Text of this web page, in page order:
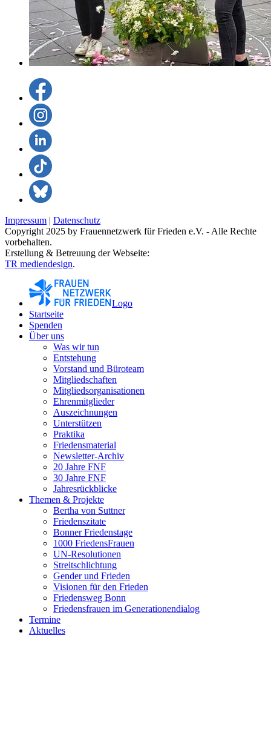
Impressum | Datenschutz
Copyright 2025 by Frauennetzwerk für Frieden e.V. - Alle Rechte
vorbehalten.
Erstellung & Betreuung der Webseite:
TR mediendesign.
Logo
Startseite
Spenden
Über uns
Was wir tun
Entstehung
Vorstand und Büroteam
Mitgliedschaften
Mitgliedsorganisationen
Ehrenmitglieder
Auszeichnungen
Unterstützen
Praktika
Friedensmaterial
Newsletter-Archiv
20 Jahre FNF
30 Jahre FNF
Jahresrückblicke
Themen & Projekte
Bertha von Suttner
Friedenszitate
Bonner Friedenstage
1000 FriedensFrauen
UN-Resolutionen
Streitschlichtung
Gender und Frieden
Visionen für den Frieden
Friedensweg Bonn
Friedensfrauen im Generationendialog
Termine
Aktuelles